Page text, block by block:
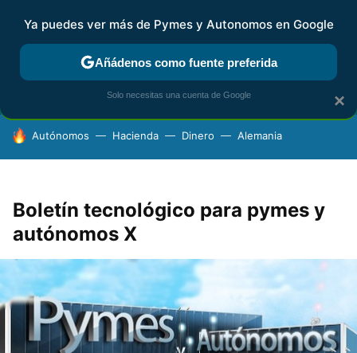
FISCALIDAD Y CONTABILIDAD KIT DIGITAL RENTA
HOY SE HABLA DE
Autónomos Hacienda Dinero Alemania
Boletín tecnológico para pymes y
autónomos X
×
Ya puedes ver más de Pymes y Autonomos en Google
Añádenos como fuente preferida
Solo necesitas una cuenta de Google